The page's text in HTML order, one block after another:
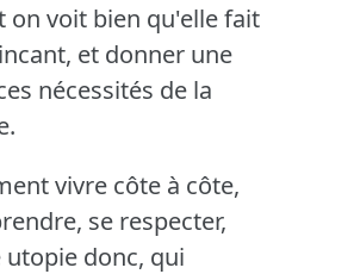
on voit bien qu'elle fait
et donner une
nécessités de la
vivre côte à côte,
se respecter,
donc, qui